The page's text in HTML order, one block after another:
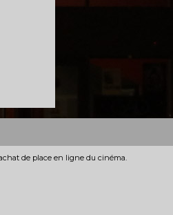
de place en ligne du cinéma.